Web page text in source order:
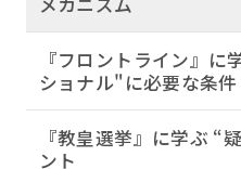
『フロントライン』
ショナル"に必要な条件
『教皇選挙』に学ぶ “
ント